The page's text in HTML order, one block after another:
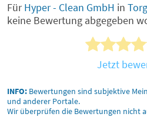
FürHyper - Clean GmbH in
keine Bewertung abgegeben
Jetzt
INFO: Bewertungen sind subjektive
und anderer Portale.
Wir überprüfen die Bewertungen nicht